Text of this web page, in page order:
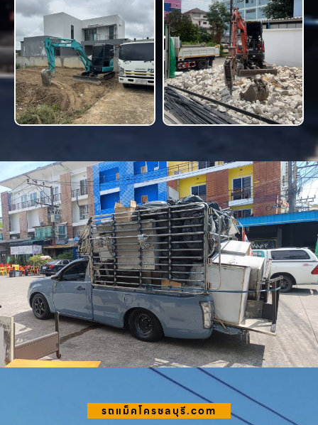
รถแม็คโครชลบุรี.com